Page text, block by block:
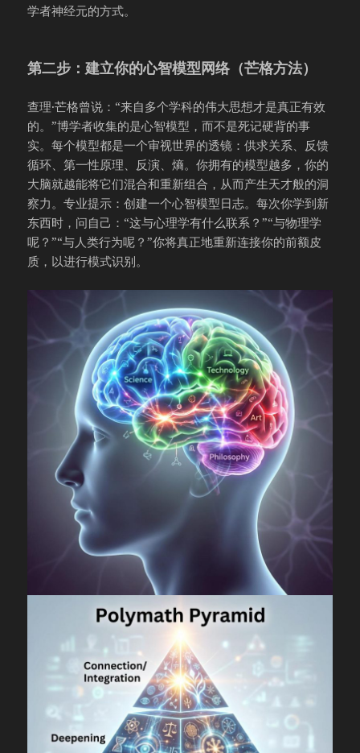
学者神经元的方式。
第二步：建立你的心智模型网络（芒格方法）
查理·芒格曾说：“来自多个学科的伟大思想才是真正有效
的。”博学者收集的是心智模型，而不是死记硬背的事
实。每个模型都是一个审视世界的透镜：供求关系、反馈
循环、第一性原理、反演、熵。你拥有的模型越多，你的
大脑就越能将它们混合和重新组合，从而产生天才般的洞
察力。专业提示：创建一个心智模型日志。每次你学到新
东西时，问自己：“这与心理学有什么联系？”“与物理学
呢？”“与人类行为呢？”你将真正地重新连接你的前额皮
质，以进行模式识别。